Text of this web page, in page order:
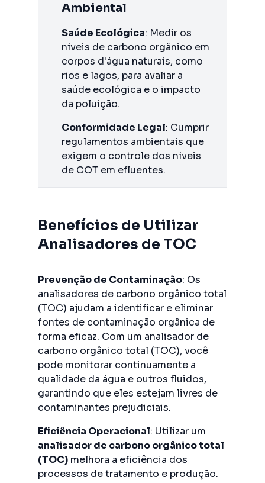
Ambiental
Saúde Ecológica: Medir os
níveis de carbono orgânico em
corpos d'água naturais, como
rios e lagos, para avaliar a
saúde ecológica e o impacto
da poluição.
Conformidade Legal: Cumprir
regulamentos ambientais que
exigem o controle dos níveis
de COT em efluentes.
Benefícios de Utilizar
Analisadores de TOC
Prevenção de Contaminação: Os
analisadores de carbono orgânico total
(TOC) ajudam a identificar e eliminar
fontes de contaminação orgânica de
forma eficaz. Com um analisador de
carbono orgânico total (TOC), você
pode monitorar continuamente a
qualidade da água e outros fluidos,
garantindo que eles estejam livres de
contaminantes prejudiciais.
Eficiência Operacional: Utilizar um
analisador de carbono orgânico total
(TOC) melhora a eficiência dos
processos de tratamento e produção.